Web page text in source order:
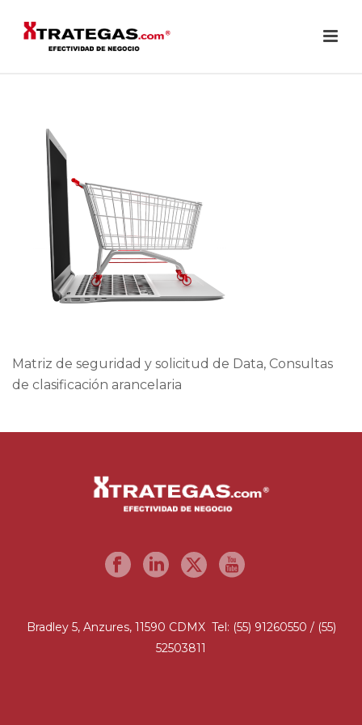
Matriz de seguridad y solicitud de Data, Consultas
de clasificación arancelaria
Bradley 5, Anzures, 11590 CDMX Tel: (55) 91260550 / (55)
52503811